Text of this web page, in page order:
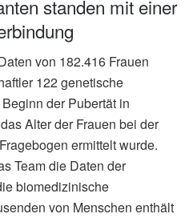
standen mit einer
von 182.416 Frauen
122 genetische
der Pubertät in
Alter der Frauen bei der
ermittelt wurde.
Team die Daten der
biomedizinische
von Menschen enthält